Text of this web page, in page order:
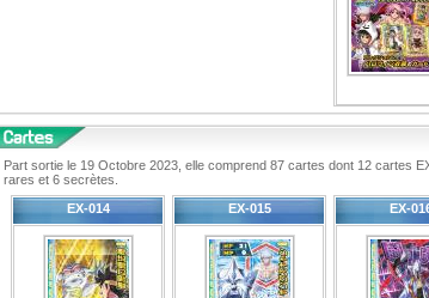
Part sortie le 19 Octobre 2023, elle comprend 87 cartes dont 12 cartes
rares et 6 secrètes.
EX-014
EX-015 EX-